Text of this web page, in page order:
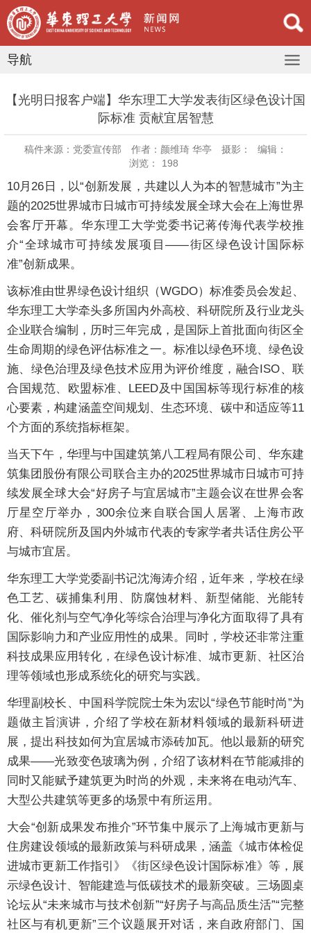
导航
【光明日报客户端】华东理工大学发表街区绿色设计国
际标准 贡献宜居智慧
稿件来源：党委宣传部 作者：颜维琦 华亭 摄影：
编辑：
浏览：
198
10月26日，以“创新发展，共建以人为本的智慧城市”为主
题的2025世界城市日城市可持续发展全球大会在上海世界
会客厅开幕。华东理工大学党委书记蒋传海代表学校推
介“全球城市可持续发展项目——街区绿色设计国际标
准”创新成果。
该标准由世界绿色设计组织（WGDO）标准委员会发起、
华东理工大学牵头多所国内外高校、科研院所及行业龙头
企业联合编制，历时三年完成，是国际上首批面向街区全
生命周期的绿色评估标准之一。标准以绿色环境、绿色设
施、绿色治理及绿色技术应用为评价维度，融合ISO、联
合国规范、欧盟标准、LEED及中国国标等现行标准的核
心要素，构建涵盖空间规划、生态环境、碳中和适应等11
个方面的系统指标框架。
当天下午，华理与中国建筑第八工程局有限公司、华东建
筑集团股份有限公司联合主办的2025世界城市日城市可持
续发展全球大会“好房子与宜居城市”主题会议在世界会客
厅星空厅举办，300余位来自联合国人居署、上海市政
府、科研院所及国内外城市代表的专家学者共话住房公平
与城市宜居。
华东理工大学党委副书记沈海涛介绍，近年来，学校在绿
色工艺、碳捕集利用、防腐蚀材料、新型储能、光能转
化、催化剂与空气净化等综合治理与净化方面取得了具有
国际影响力和产业应用性的成果。同时，学校还非常注重
科技成果应用转化，在绿色设计标准、城市更新、社区治
理等领域也形成系统化的研究与实践。
华理副校长、中国科学院院士朱为宏以“绿色节能时尚”为
题做主旨演讲，介绍了学校在新材料领域的最新科研进
展，提出科技如何为宜居城市添砖加瓦。他以最新的研究
成果——光致变色玻璃为例，介绍了该材料在节能减排的
同时又能赋予建筑更为时尚的外观，未来将在电动汽车、
大型公共建筑等更多的场景中有所运用。
大会“创新成果发布推介”环节集中展示了上海城市更新与
住房建设领域的最新政策与科研成果，涵盖《城市体检促
进城市更新工作指引》《街区绿色设计国际标准》等，展
示绿色设计、智能建造与低碳技术的最新突破。三场圆桌
论坛从“未来城市与技术创新”“好房子与高品质生活”“完整
社区与有机更新”三个议题展开对话，来自政府部门、国